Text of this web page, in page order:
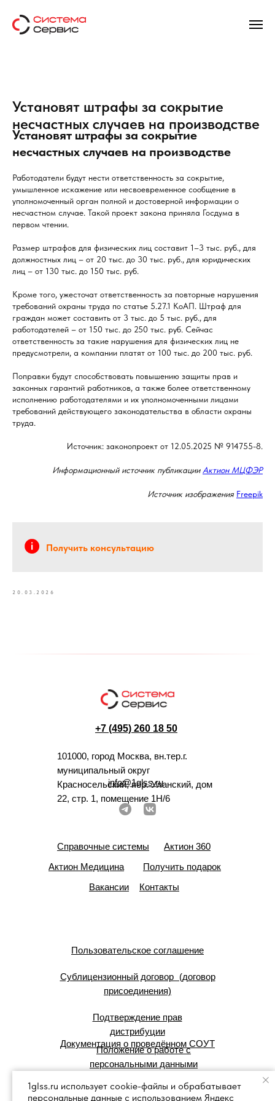
Установят штрафы за сокрытие
несчастных случаев на производстве
Установят штрафы за сокрытие
несчастных случаев на производстве
Работодатели будут нести ответственность за сокрытие,
умышленное искажение или несвоевременное сообщение в
уполномоченный орган полной и достоверной информации о
несчастном случае. Такой проект закона приняла Госдума в
первом чтении.
Размер штрафов для физических лиц составит 1–3 тыс. руб., для
должностных лиц – от 20 тыс. до 30 тыс. руб., для юридических
лиц – от 130 тыс. до 150 тыс. руб.
Кроме того, ужесточат ответственность за повторные нарушения
требований охраны труда по статье 5.27.1 КоАП. Штраф для
граждан может составить от 3 тыс. до 5 тыс. руб., для
работодателей – от 150 тыс. до 250 тыс. руб. Сейчас
ответственность за такие нарушения для физических лиц не
предусмотрели, а компании платят от 100 тыс. до 200 тыс. руб.
Поправки будут способствовать повышению защиты прав и
законных гарантий работников, а также более ответственному
исполнению работодателями и их уполномоченными лицами
требований действующего законодательства в области охраны
труда.
Источник: законопроект от 12.05.2025 № 914755-8.
Информационный источник публикации Актион МЦФЭР
Источник изображения Freepik
Получить консультацию
20.03.2026
+7 (495) 260 18 50
101000, город Москва, вн.тер.г.
муниципальный округ
Красносельский, пер. Уланский, дом
22, стр. 1, помещение 1Н/6
info@1glss.ru
Справочные системы
Актион 360
Актион Медицина
Получить подарок
Вакансии
Контакты
Пользовательское соглашение
Сублицензионный договор (договор
присоединения)
Подтверждение прав
дистрибуции
Документация о проведённом СОУТ
Положение о работе с
персональными данными
© 2007 — 2025 г. Система Сервис:
1glss.ru использует cookie-файлы и обрабатывает
персональные данные с использованием Яндекс